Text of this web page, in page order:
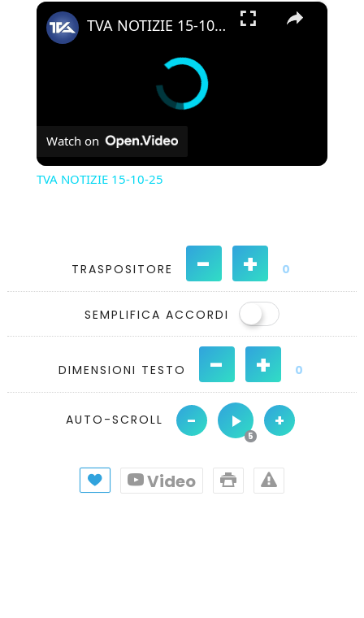
×
TVA NOTIZIE 15-10-25
Watch on
TVA NOTIZIE 15-10-25
TRASPOSITORE - + 0
SEMPLIFICA ACCORDI
DIMENSIONI TESTO - + 0
AUTO-SCROLL - +
Video